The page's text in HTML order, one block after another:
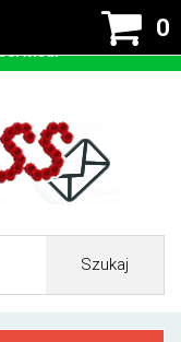
0
Szukaj
tzw ciastek w celu
cookies